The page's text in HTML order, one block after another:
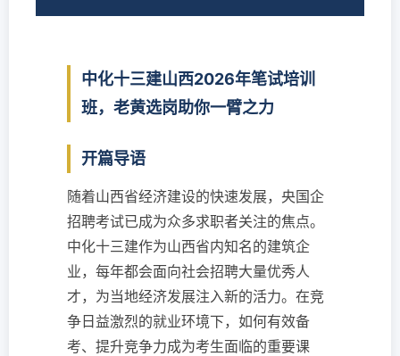
中化十三建山西2026年笔试培训
班，老黄选岗助你一臂之力
开篇导语
随着山西省经济建设的快速发展，央国企
招聘考试已成为众多求职者关注的焦点。
中化十三建作为山西省内知名的建筑企
业，每年都会面向社会招聘大量优秀人
才，为当地经济发展注入新的活力。在竞
争日益激烈的就业环境下，如何有效备
考、提升竞争力成为考生面临的重要课